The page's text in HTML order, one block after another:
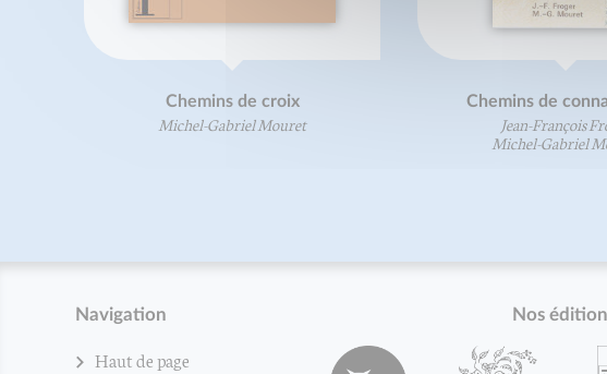
Chemins de croix
Michel-Gabriel Mouret
Chemins de
Jean-François
Michel-Gabriel
Navigation
Haut de page
Nos